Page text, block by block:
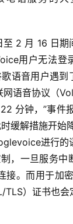
2 月 16 日期
用户无法登
语音用户遇到
语音协议（
分钟，”事件
缓解措施开始
进行的
，一旦服务中
接。而用于加
TLS）证书也